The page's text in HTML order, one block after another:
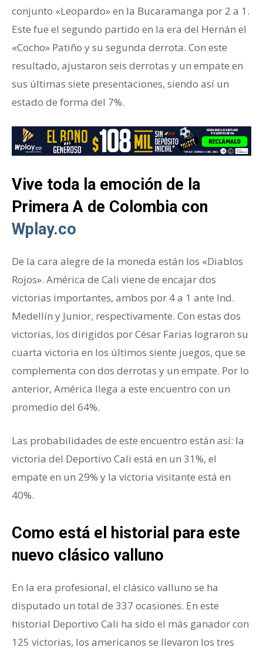
conjunto «Leopardo» en la Bucaramanga por 2 a 1.
Este fue el segundo partido en la era del Hernán el
«Cocho» Patiño y su segunda derrota. Con este
resultado, ajustaron seis derrotas y un empate en
sus últimas siete presentaciones, siendo así un
estado de forma del 7%.
Vive toda la emoción de la
Primera A de Colombia con
Wplay.co
De la cara alegre de la moneda están los «Diablos
Rojos». América de Cali viene de encajar dos
victorias importantes, ambos por 4 a 1 ante Ind.
Medellín y Junior, respectivamente. Con estas dos
victorias, los dirigidos por César Farias lograron su
cuarta victoria en los últimos siente juegos, que se
complementa con dos derrotas y un empate. Por lo
anterior, América llega a este encuentro con un
promedio del 64%.
Las probabilidades de este encuentro están así: la
victoria del Deportivo Cali está en un 31%, el
empate en un 29% y la victoria visitante está en
40%.
Como está el historial para este
nuevo clásico valluno
En la era profesional, el clásico valluno se ha
disputado un total de 337 ocasiones. En este
historial Deportivo Cali ha sido el más ganador con
125 victorias, los americanos se llevaron los tres